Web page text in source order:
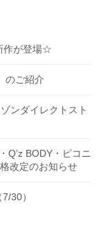
作が登場☆
のご紹介
ンダイレクトスト
Q’z BODY・ピコニ
改定のお知らせ
30）